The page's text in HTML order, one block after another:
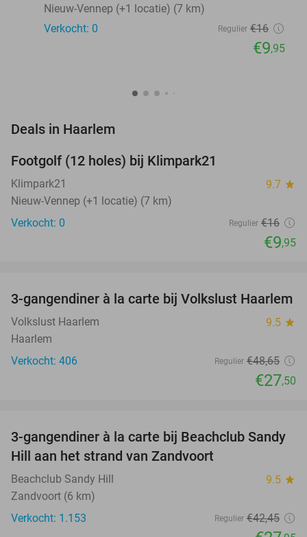
Nieuw-Vennep (+1 locatie) (7 km)
Verkocht: 0
Regulier €16
€9,95
Deals in Haarlem
NEW
TODAY
Footgolf (12 holes) bij Klimpark21
Klimpark21 9.7 star
Nieuw-Vennep (+1 locatie) (7 km)
Verkocht: 0
Regulier €16
€9,95
43%
3-gangendiner à la carte bij Volkslust Haarlem
Volkslust Haarlem 9.5 star
Haarlem
Verkocht: 406
Regulier €48,65
€27,50
34%
3-gangendiner à la carte bij Beachclub Sandy
Hill aan het strand van Zandvoort
Beachclub Sandy Hill 9.5 star
Zandvoort (6 km)
Verkocht: 1.153
Regulier €42,45